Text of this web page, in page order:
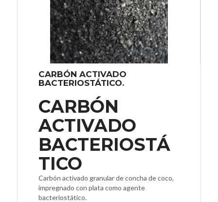
CARBÓN ACTIVADO
BACTERIOSTÁTICO.
CARBÓN
ACTIVADO
BACTERIOSTÁ
TICO
Carbón activado granular de concha de coco,
impregnado con plata como agente
bacteriostático.